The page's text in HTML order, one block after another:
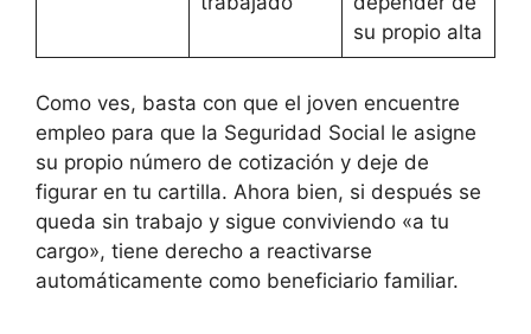
su propio alta
Como ves, basta con que el joven encuentre
empleo para que la Seguridad Social le asigne
su propio número de cotización y deje de
figurar en tu cartilla. Ahora bien, si después se
queda sin trabajo y sigue conviviendo «a tu
cargo», tiene derecho a reactivarse
automáticamente como beneficiario familiar.